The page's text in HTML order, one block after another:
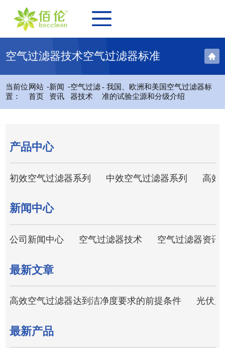
空气过滤器技术空气过滤器标准
当前位
置：
网站
首页
-新闻
资讯
-空气过滤
器技术
- 我国、欧洲和美国空气过滤器标
准的试验尘源和分级介绍
产品中心
初效空气过滤器系列 中效空气过滤器系列 高效
新闻中心
公司新闻中心 空气过滤器技术 空气过滤器资讯
最新文章
高效空气过滤器达到洁净度要求的前提条件 光伏
最新产品